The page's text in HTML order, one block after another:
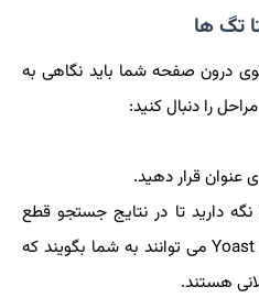
تگ ها
درون صفحه شما باید نگاهی به
را دنبال کنید:
عنوان قرار دهید.
55 یا 60 کاراکتر نگه دارید تا در نتایج جستجو قطع
نشود. افزونه های وردپرس مانند Yoast می توانند به شما بگویند که
هستند.